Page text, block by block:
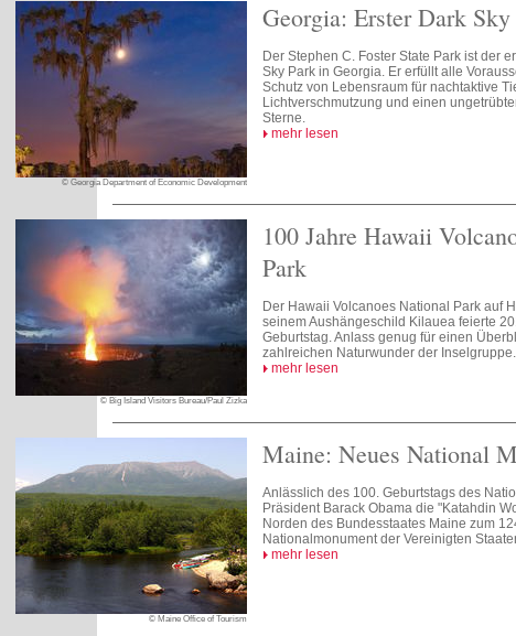
© Georgia Department of Economic Development
Georgia: Erster Dark Sky
Der Stephen C. Foster State Park ist der
Sky Park in Georgia. Er erfüllt alle
Schutz von Lebensraum für nachtaktive
Lichtverschmutzung und einen
Sterne.
mehr lesen
© Big Island Visitors Bureau/Paul Zizka
100 Jahre Hawaii
Park
Der Hawaii Volcanoes National Park auf
seinem Aushängeschild Kilauea feierte
Geburtstag. Anlass genug für einen
zahlreichen Naturwunder der Inselgruppe.
mehr lesen
© Maine Office of Tourism
Maine: Neues National
Anlässlich des 100. Geburtstags des
Präsident Barack Obama die "Katahdin
Norden des Bundesstaates Maine zum
Nationalmonument der Vereinigten
mehr lesen